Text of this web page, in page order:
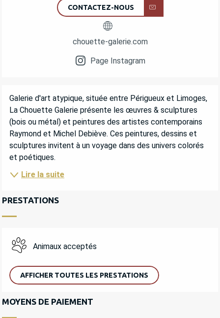
CONTACTEZ-NOUS
chouette-galerie.com
Page Instagram
DESCRIPTION
Galerie d'art atypique, située entre Périgueux et Limoges,
La Chouette Galerie présente les œuvres & sculptures
(bois ou métal) et peintures des artistes contemporains
Raymond et Michel Debiève. Ces peintures, dessins et
sculptures invitent à un voyage dans des univers colorés
et poétiques.
Lire la suite
PRESTATIONS
Animaux acceptés
AFFICHER TOUTES LES PRESTATIONS
MOYENS DE PAIEMENT